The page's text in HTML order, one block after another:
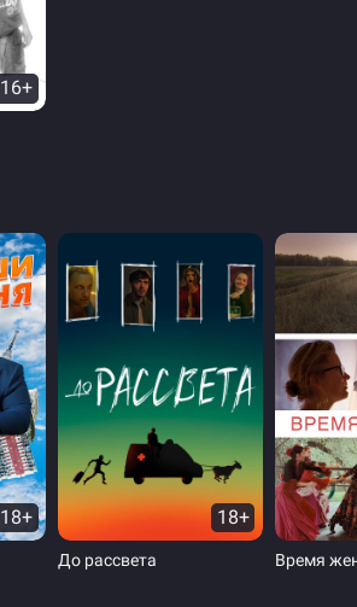
16+
18+ 18+
До рассвета Время